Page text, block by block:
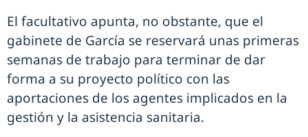
El facultativo apunta, no obstante, que el
gabinete de García se reservará unas primeras
semanas de trabajo para terminar de dar
forma a su proyecto político con las
aportaciones de los agentes implicados en la
gestión y la asistencia sanitaria.